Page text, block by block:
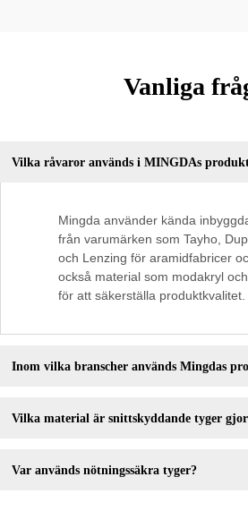
Vanliga
Vilka råvaror används i MINGDAs
Mingda använder kända
från varumärken som Tayho,
och Lenzing för aramidfabricer
också material som modakryl
för att säkerställa produktkvalitet.
Inom vilka branscher används Mingdas
Vilka material är snittskyddande tyger
Var används nötningssäkra tyger?